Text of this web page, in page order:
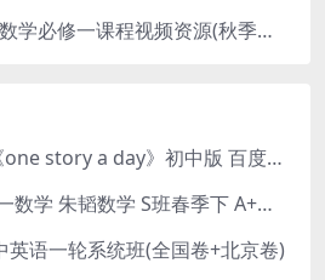
2022赵礼显高一数学必修一课程视频资源(秋季班 含讲义)百度网盘云
一天一个小故事《one story a day》初中版 百度网盘分享下载
初中数学 2024初一数学 朱韬数学 S班春季下 A+班春季下 百度云网盘
英语一轮系统班(全国卷+北京卷)